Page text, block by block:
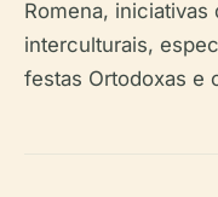
Romena,
interculturais,
festas Ortodoxas e